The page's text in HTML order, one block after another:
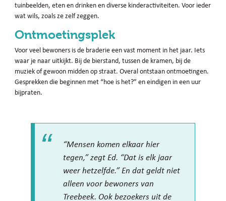
tuinbeelden, eten en drinken en diverse kinderactiviteiten. Voor ieder
wat wils, zoals ze zelf zeggen.
Ontmoetingsplek
Voor veel bewoners is de braderie een vast moment in het jaar. Iets
waar je naar uitkijkt. Bij de bierstand, tussen de kramen, bij de
muziek of gewoon midden op straat. Overal ontstaan ontmoetingen.
Gesprekken die beginnen met “hoe is het?” en eindigen in een uur
bijpraten.
“Mensen komen elkaar hier
tegen,” zegt Ed. “Dat is elk jaar
weer hetzelfde.” En dat geldt niet
alleen voor bewoners van
Treebeek. Ook bezoekers uit de